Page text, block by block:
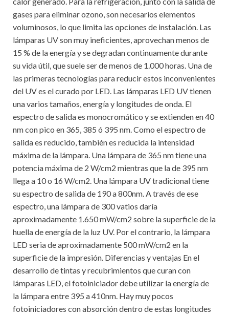
gases para eliminar ozono, son necesarios elementos
voluminosos, lo que limita las opciones de instalación. Las
lámparas UV son muy ineficientes, aprovechan menos de
15 % de la energía y se degradan continuamente durante
su vida útil, que suele ser de menos de 1.000 horas. Una de
las primeras tecnologías para reducir estos inconvenientes
del UV es el curado por LED. Las lámparas LED UV tienen
una varios tamaños, energía y longitudes de onda. El
espectro de salida es monocromático y se extienden en 40
nm con pico en 365, 385 ó 395 nm. Como el espectro de
salida es reducido, también es reducida la intensidad
máxima de la lámpara. Una lámpara de 365 nm tiene una
potencia máxima de 2 W/cm2 mientras que la de 395 nm
llega a 10 o 16 W/cm2. Una lámpara UV tradicional tiene
su espectro de salida de 190 a 800nm. A través de ese
espectro, una lámpara de 300 vatios daría
aproximadamente 1.650 mW/cm2 sobre la superficie de la
huella de energía de la luz UV. Por el contrario, la lámpara
LED seria de aproximadamente 500 mW/cm2 en la
superficie de la impresión. Diferencias y ventajas En el
desarrollo de tintas y recubrimientos que curan con
lámparas LED, el fotoiniciador debe utilizar la energía de
la lámpara entre 395 a 410nm. Hay muy pocos
fotoiniciadores con absorción dentro de estas longitudes